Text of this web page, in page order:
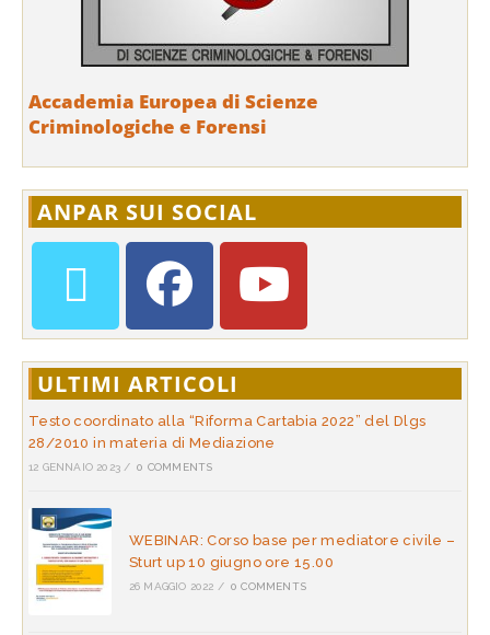
Accademia Europea di Scienze
Criminologiche e Forensi
ANPAR SUI SOCIAL
ULTIMI ARTICOLI
Testo coordinato alla “Riforma Cartabia 2022” del Dlgs
28/2010 in materia di Mediazione
12 GENNAIO 2023 / 0 COMMENTS
WEBINAR: Corso base per mediatore civile –
Sturt up 10 giugno ore 15.00
26 MAGGIO 2022 / 0 COMMENTS